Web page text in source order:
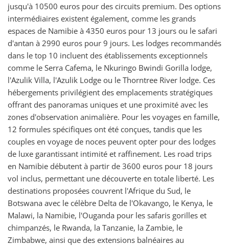
jusqu'à 10500 euros pour des circuits premium. Des options
intermédiaires existent également, comme les grands
espaces de Namibie à 4350 euros pour 13 jours ou le safari
d'antan à 2990 euros pour 9 jours. Les lodges recommandés
dans le top 10 incluent des établissements exceptionnels
comme le Serra Cafema, le Nkuringo Bwindi Gorilla lodge,
l'Azulik Villa, l'Azulik Lodge ou le Thorntree River lodge. Ces
hébergements privilégient des emplacements stratégiques
offrant des panoramas uniques et une proximité avec les
zones d'observation animalière. Pour les voyages en famille,
12 formules spécifiques ont été conçues, tandis que les
couples en voyage de noces peuvent opter pour des lodges
de luxe garantissant intimité et raffinement. Les road trips
en Namibie débutent à partir de 3600 euros pour 18 jours
vol inclus, permettant une découverte en totale liberté. Les
destinations proposées couvrent l'Afrique du Sud, le
Botswana avec le célèbre Delta de l'Okavango, le Kenya, le
Malawi, la Namibie, l'Ouganda pour les safaris gorilles et
chimpanzés, le Rwanda, la Tanzanie, la Zambie, le
Zimbabwe, ainsi que des extensions balnéaires au